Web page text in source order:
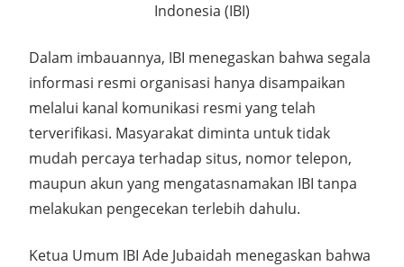
Indonesia (IBI)
Dalam imbauannya, IBI menegaskan bahwa segala
informasi resmi organisasi hanya disampaikan
melalui kanal komunikasi resmi yang telah
terverifikasi. Masyarakat diminta untuk tidak
mudah percaya terhadap situs, nomor telepon,
maupun akun yang mengatasnamakan IBI tanpa
melakukan pengecekan terlebih dahulu.
Ketua Umum IBI Ade Jubaidah menegaskan bahwa